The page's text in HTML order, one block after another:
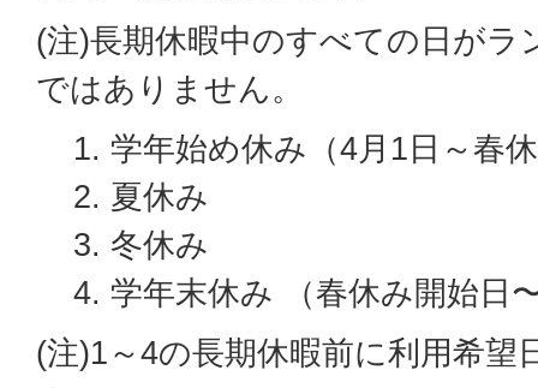
(注)長期休暇中のすべての日がラ
ではありません。
学年始め休み（4月1日～春
夏休み
冬休み
学年末休み （春休み開始日
(注)1～4の長期休暇前に利用希望